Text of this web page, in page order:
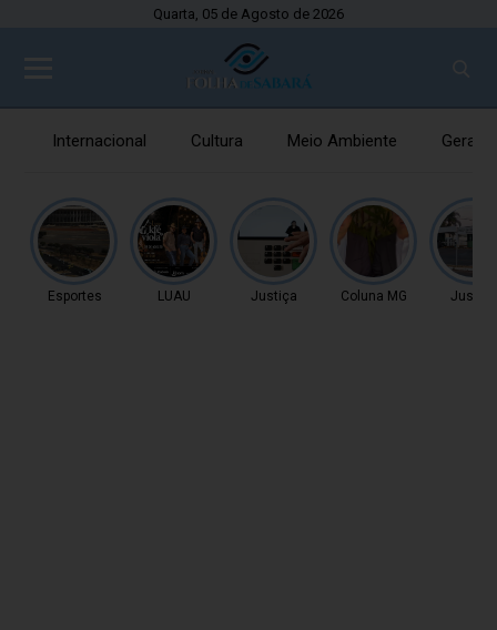
Quarta, 05 de Agosto de 2026
Internacional Cultura Meio Ambiente Gerais
Esportes LUAU Justiça Coluna MG Justiça